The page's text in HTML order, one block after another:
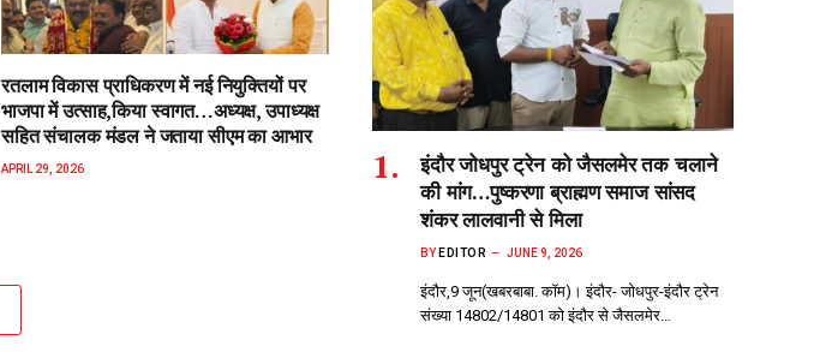
रतलाम विकास प्राधिकरण में नई नियुक्तियों पर
भाजपा में उत्साह,किया स्वागत…अध्यक्ष, उपाध्यक्ष
सहित संचालक मंडल ने जताया सीएम का आभार
APRIL 29, 2026
इंदौर जोधपुर ट्रेन को जैसलमेर तक चलाने
की मांग…पुष्करणा ब्राह्मण समाज सांसद
शंकर लालवानी से मिला
BY EDITOR JUNE 9, 2026
इंदौर,9 जून(खबरबाबा. कॉम)। इंदौर- जोधपुर-इंदौर ट्रेन
संख्या 14802/14801 को इंदौर से जैसलमेर…